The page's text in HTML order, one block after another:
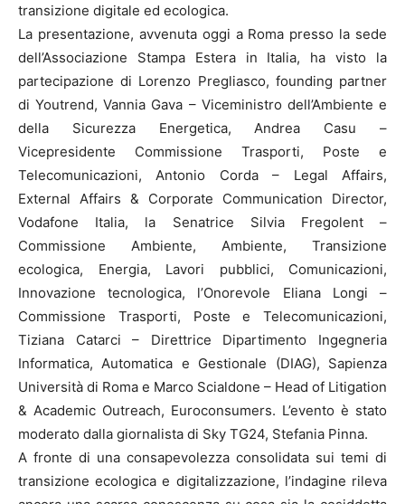
transizione digitale ed ecologica.
La presentazione, avvenuta oggi a Roma presso la sede
dell’Associazione Stampa Estera in Italia, ha visto la
partecipazione di Lorenzo Pregliasco, founding partner
di Youtrend, Vannia Gava – Viceministro dell’Ambiente e
della Sicurezza Energetica, Andrea Casu –
Vicepresidente Commissione Trasporti, Poste e
Telecomunicazioni, Antonio Corda – Legal Affairs,
External Affairs & Corporate Communication Director,
Vodafone Italia, la Senatrice Silvia Fregolent –
Commissione Ambiente, Ambiente, Transizione
ecologica, Energia, Lavori pubblici, Comunicazioni,
Innovazione tecnologica, l’Onorevole Eliana Longi –
Commissione Trasporti, Poste e Telecomunicazioni,
Tiziana Catarci – Direttrice Dipartimento Ingegneria
Informatica, Automatica e Gestionale (DIAG), Sapienza
Università di Roma e Marco Scialdone – Head of Litigation
& Academic Outreach, Euroconsumers. L’evento è stato
moderato dalla giornalista di Sky TG24, Stefania Pinna.
A fronte di una consapevolezza consolidata sui temi di
transizione ecologica e digitalizzazione, l’indagine rileva